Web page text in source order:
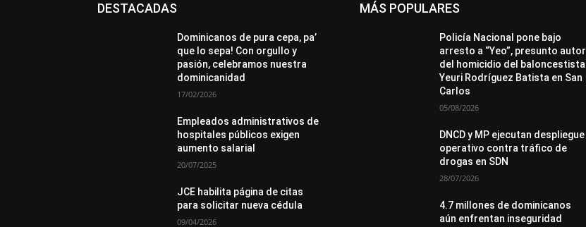
DESTACADAS
All Destacado
Dominicanos de pura cepa, pa’
que lo sepa! Con orgullo y
pasión, celebramos nuestra
dominicanidad
17/02/2026
Empleados administrativos de
hospitales públicos exigen
aumento salarial
20/07/2025
JCE habilita página de citas
para solicitar nueva cédula
09/04/2026
MÁS POPULARES
All Destacado
Policía Nacional pone bajo
arresto a “Yeo”, presunto autor
del homicidio del baloncestista
Yeuri Rodríguez Batista en San
Carlos
05/08/2026
DNCD y MP ejecutan despliegue
operativo contra tráfico de
drogas en SDN
28/07/2026
4.7 millones de dominicanos
aún enfrentan inseguridad